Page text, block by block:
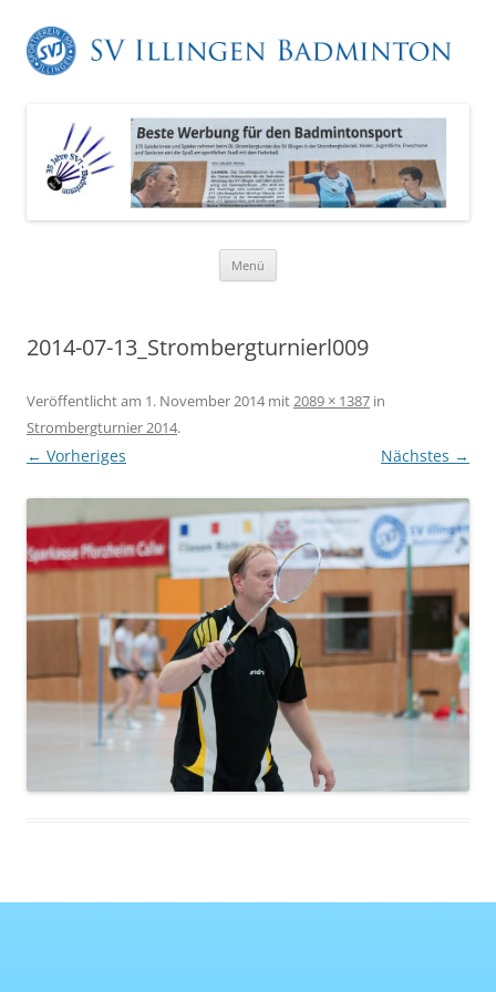
Menü
2014-07-13_Strombergturnierl009
Veröffentlicht am 1. November 2014mit 2089 × 1387 in
Strombergturnier 2014.
← Vorheriges Nächstes →